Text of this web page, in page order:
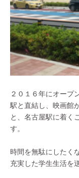
２０１６年にオープ
駅と直結し、映画館
と、名古屋駅に着く
す。
時間を無駄にしたく
充実した学生生活を